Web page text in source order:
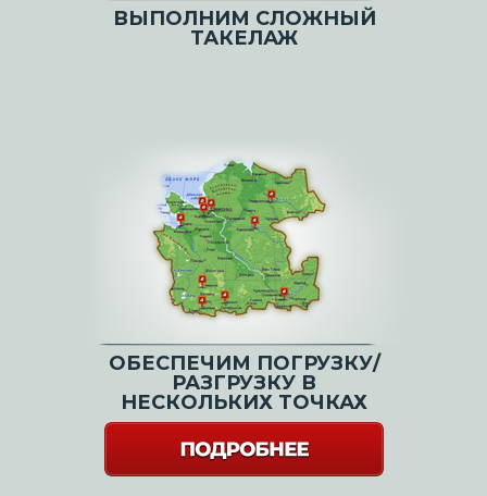
ОБЕСПЕЧИМ ПОГРУЗКУ/
РАЗГРУЗКУ В
НЕСКОЛЬКИХ ТОЧКАХ
ВЫПОЛНИМ СЛОЖНЫЙ
ТАКЕЛАЖ